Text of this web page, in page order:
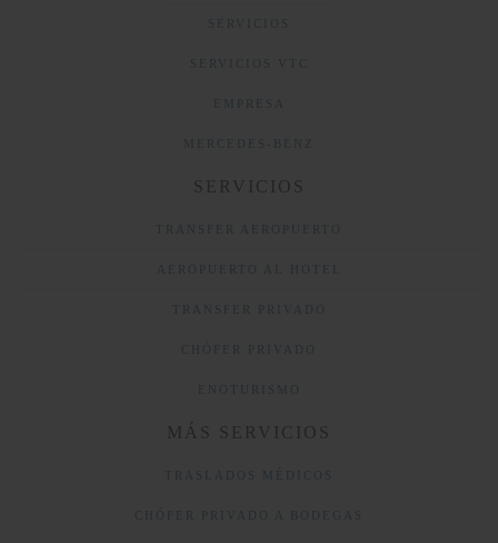
SERVICIOS
SERVICIOS VTC
EMPRESA
MERCEDES-BENZ
SERVICIOS
TRANSFER AEROPUERTO
AEROPUERTO AL HOTEL
TRANSFER PRIVADO
CHÓFER PRIVADO
ENOTURISMO
MÁS SERVICIOS
TRASLADOS MÉDICOS
CHÓFER PRIVADO A BODEGAS